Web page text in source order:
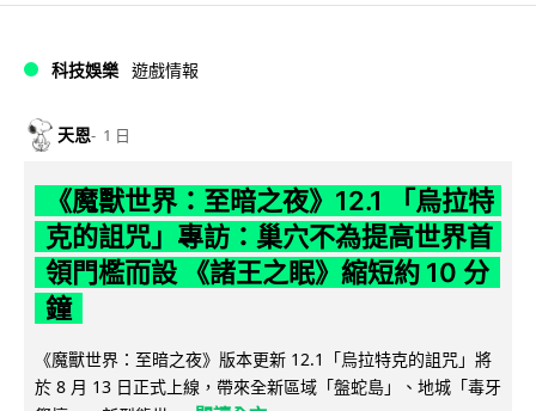
科技娛樂 遊戲情報
天恩 1 日
《魔獸世界：至暗之夜》12.1 「烏拉特
克的詛咒」專訪：巢穴不為提高世界首
領門檻而設 《諸王之眠》縮短約 10 分
鐘
《魔獸世界：至暗之夜》版本更新 12.1「烏拉特克的詛咒」將
於 8 月 13 日正式上線，帶來全新區域「盤蛇島」、地城「毒牙